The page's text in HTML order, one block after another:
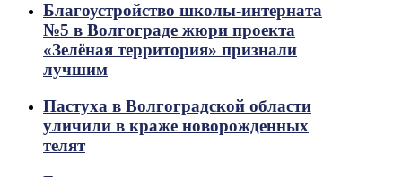
Благоустройство школы-интерната
№5 в Волгограде жюри проекта
«Зелёная территория» признали
лучшим
Пастуха в Волгоградской области
уличили в краже новорожденных
телят